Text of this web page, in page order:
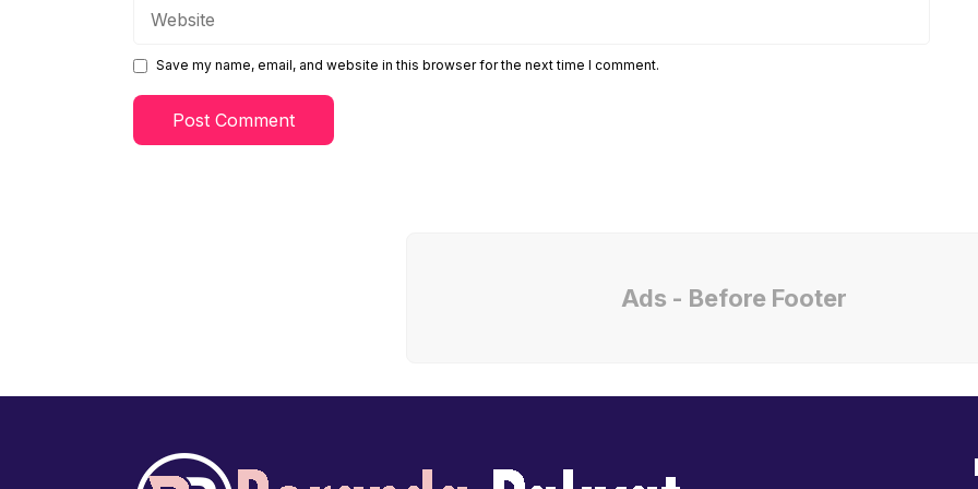
Save my name, email, and website in this browser for the next time I comment.
Ads - Before Footer